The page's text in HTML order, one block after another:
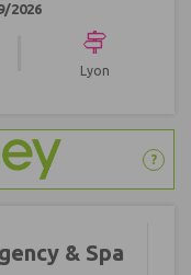
2026
Lyon
?
& Spa